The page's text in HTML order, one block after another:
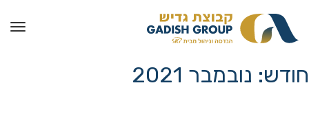
חודש: נובמבר 2021